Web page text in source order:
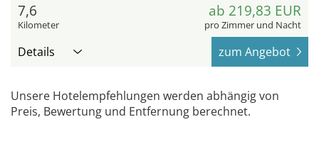
7,6
Kilometer
ab 219,83 EUR
pro Zimmer und Nacht
Details zum Angebot
Unsere Hotelempfehlungen werden abhängig von
Preis, Bewertung und Entfernung berechnet.